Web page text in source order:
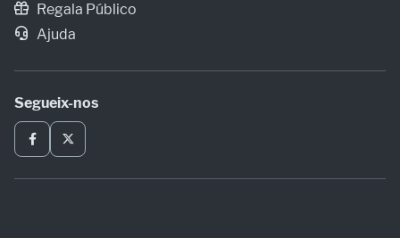
Regala Público
Ajuda
Segueix-nos